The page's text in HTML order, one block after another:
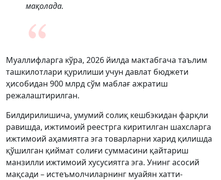
мақолада.
Муаллифларга кўра, 2026 йилда мактабгача таълим
ташкилотлари қурилиши учун давлат бюджети
ҳисобидан 900 млрд сўм маблағ ажратиш
режалаштирилган.
Билдирилишича, умумий солиқ кешбэкидан фарқли
равишда, ижтимоий реестрга киритилган шахсларга
ижтимоий аҳамиятга эга товарларни харид қилишда
қўшилган қиймат солиғи суммасини қайтариш
манзилли ижтимоий хусусиятга эга. Унинг асосий
мақсади – истеъмолчиларнинг муайян хатти-